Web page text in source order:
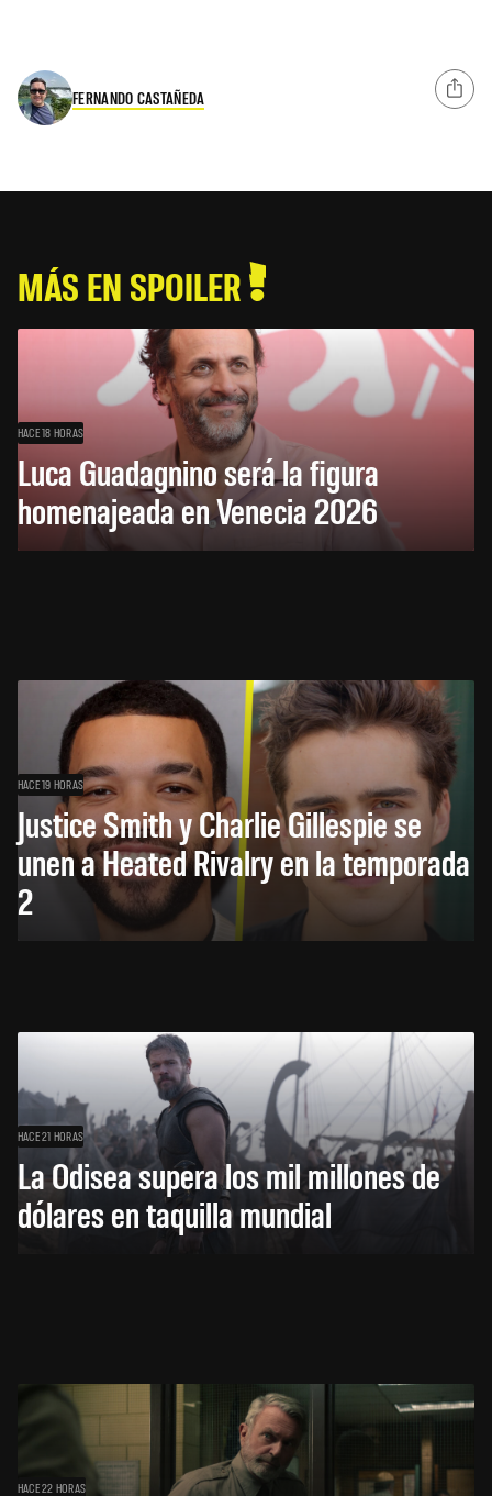
FERNANDO CASTAÑEDA
MÁS EN SPOILER
HACE 18 HORAS
Luca Guadagnino será la figura
homenajeada en Venecia 2026
HACE 19 HORAS
Justice Smith y Charlie Gillespie se
unen a Heated Rivalry en la temporada
2
HACE 21 HORAS
La Odisea supera los mil millones de
dólares en taquilla mundial
HACE 22 HORAS